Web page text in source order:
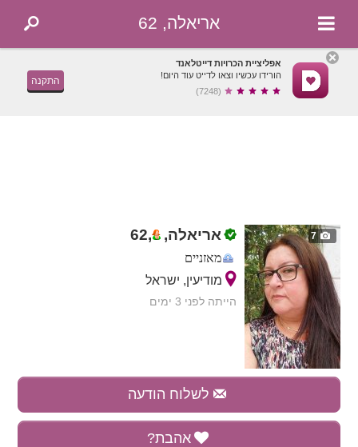
אריאלה, 62
אפליציית הכרויות דייטלאנד
הורידו עכשיו וצאו לדייט עוד היום!
(7248)
התקנה
7 אריאלה, ,
62
מאזניים
מודיעין, ישראל
הייתה לפני 3 ימים
לשלוח הודעה
אהבת?